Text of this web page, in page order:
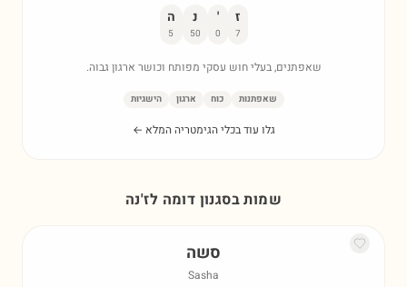
ז
7
'
0
נ
50
ה
5
שאפתנים, בעלי חוש עסקי מפותח וכושר ארגון גבוה.
שאפתנות כוח ארגון הישגיות
גלו עוד בכלי הגימטריה המלא ←
שמות בסגנון דומה לז'נה
סשה
Sasha